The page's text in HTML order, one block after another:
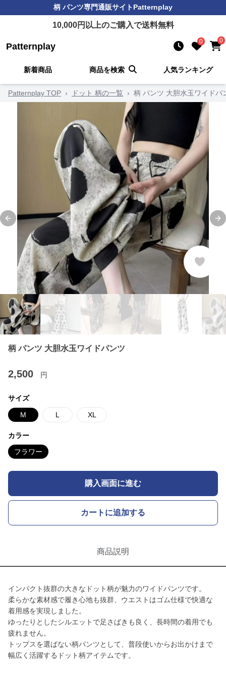
柄 パンツ専門通販サイトPatternplay
10,000円以上のご購入で送料無料
Patternplay 0 0
新着商品 商品を検索 人気ランキング
Patternplay TOP › ドット 柄の一覧 › 柄 パンツ 大胆水玉ワイドパ
Previous slide
柄 パンツ 大胆水玉ワイドパンツ
2,500 円
サイズ
M L XL
カラー
フラワー
購入画面に進む
カートに追加する
商品説明
インパクト抜群の大きなドット柄が魅力のワイドパンツです。
柔らかな素材感で履き心地も抜群、ウエストはゴム仕様で快適な
着用感を実現しました。
ゆったりとしたシルエットで足さばきも良く、長時間の着用でも
疲れません。
トップスを選ばない柄パンツとして、普段使いからお出かけまで
幅広く活躍するドット柄アイテムです。